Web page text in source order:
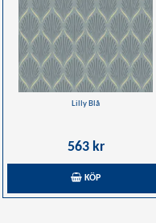
Lilly Blå
563 kr
KÖP